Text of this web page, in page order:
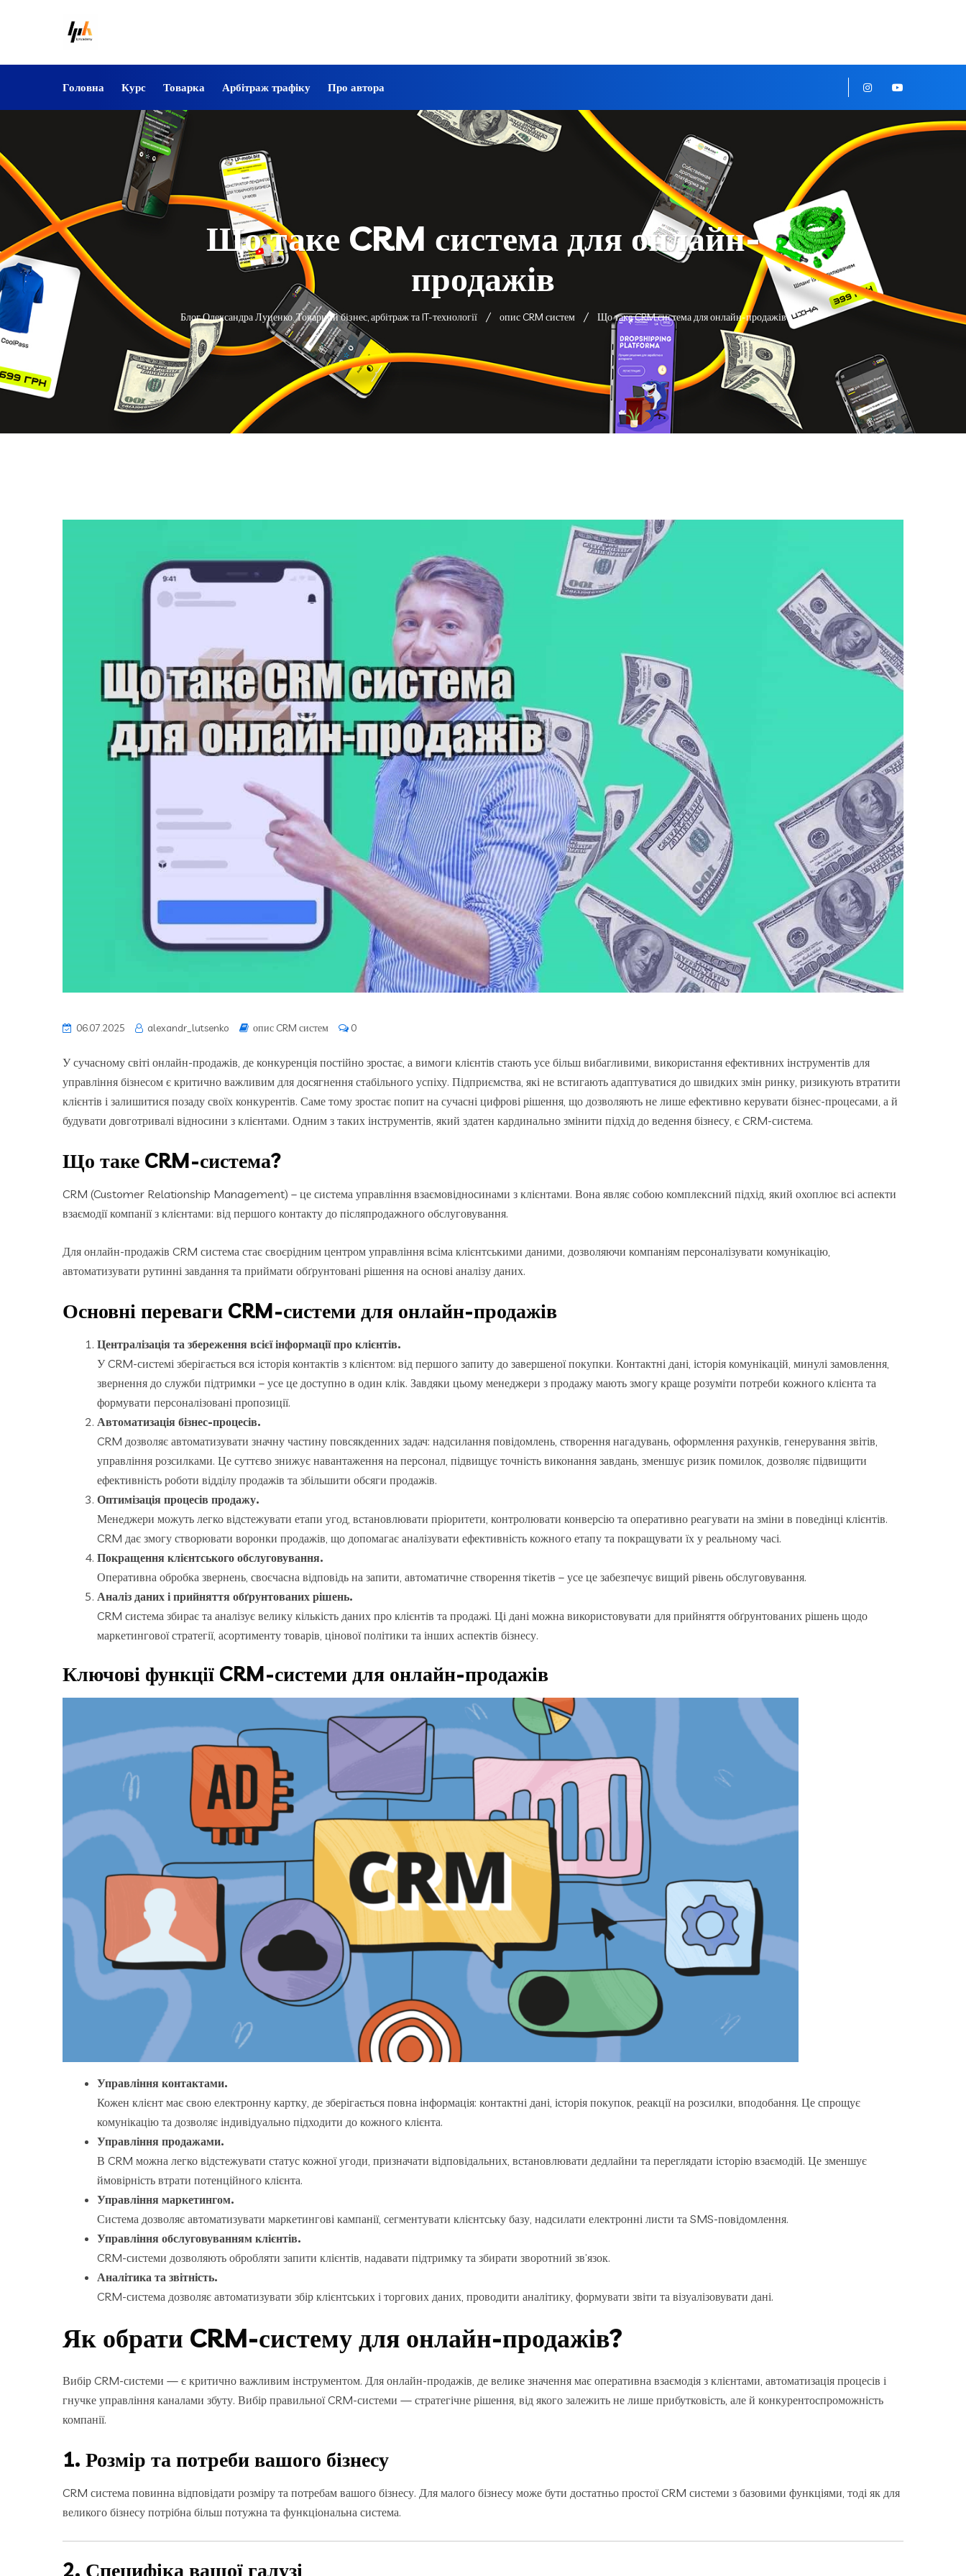
Головна Курс Товарка Арбітраж трафіку Про автора
Що таке CRM система для онлайн-
продажів
Блог Олександра Луценко. Товарний бізнес, арбітраж та IT-технології опис CRM систем Що таке CRM система для онлайн-продажів
06.07.2025 alexandr_lutsenko опис CRM систем 0
У сучасному світі онлайн-продажів, де конкуренція постійно зростає, а вимоги клієнтів стають усе більш вибагливими, використання ефективних інструментів для
управління бізнесом є критично важливим для досягнення стабільного успіху. Підприємства, які не встигають адаптуватися до швидких змін ринку, ризикують втратити
клієнтів і залишитися позаду своїх конкурентів. Саме тому зростає попит на сучасні цифрові рішення, що дозволяють не лише ефективно керувати бізнес-процесами, а й
будувати довготривалі відносини з клієнтами. Одним з таких інструментів, який здатен кардинально змінити підхід до ведення бізнесу, є CRM-система.
Що таке CRM-система?
CRM (Customer Relationship Management) – це система управління взаємовідносинами з клієнтами. Вона являє собою комплексний підхід, який охоплює всі аспекти
взаємодії компанії з клієнтами: від першого контакту до післяпродажного обслуговування.
Для онлайн-продажів CRM система стає своєрідним центром управління всіма клієнтськими даними, дозволяючи компаніям персоналізувати комунікацію,
автоматизувати рутинні завдання та приймати обґрунтовані рішення на основі аналізу даних.
Основні переваги CRM-системи для онлайн-продажів
Централізація та збереження всієї інформації про клієнтів.
У CRM-системі зберігається вся історія контактів з клієнтом: від першого запиту до завершеної покупки. Контактні дані, історія комунікацій, минулі замовлення,
звернення до служби підтримки – усе це доступно в один клік. Завдяки цьому менеджери з продажу мають змогу краще розуміти потреби кожного клієнта та
формувати персоналізовані пропозиції.
Автоматизація бізнес-процесів.
CRM дозволяє автоматизувати значну частину повсякденних задач: надсилання повідомлень, створення нагадувань, оформлення рахунків, генерування звітів,
управління розсилками. Це суттєво знижує навантаження на персонал, підвищує точність виконання завдань, зменшує ризик помилок, дозволяє підвищити
ефективність роботи відділу продажів та збільшити обсяги продажів.
Оптимізація процесів продажу.
Менеджери можуть легко відстежувати етапи угод, встановлювати пріоритети, контролювати конверсію та оперативно реагувати на зміни в поведінці клієнтів.
CRM дає змогу створювати воронки продажів, що допомагає аналізувати ефективність кожного етапу та покращувати їх у реальному часі.
Покращення клієнтського обслуговування.
Оперативна обробка звернень, своєчасна відповідь на запити, автоматичне створення тікетів – усе це забезпечує вищий рівень обслуговування.
Аналіз даних і прийняття обґрунтованих рішень.
CRM система збирає та аналізує велику кількість даних про клієнтів та продажі. Ці дані можна використовувати для прийняття обґрунтованих рішень щодо
маркетингової стратегії, асортименту товарів, цінової політики та інших аспектів бізнесу.
Ключові функції CRM-системи для онлайн-продажів
Управління контактами.
Кожен клієнт має свою електронну картку, де зберігається повна інформація: контактні дані, історія покупок, реакції на розсилки, вподобання. Це спрощує
комунікацію та дозволяє індивідуально підходити до кожного клієнта.
Управління продажами.
В CRM можна легко відстежувати статус кожної угоди, призначати відповідальних, встановлювати дедлайни та переглядати історію взаємодій. Це зменшує
ймовірність втрати потенційного клієнта.
Управління маркетингом.
Система дозволяє автоматизувати маркетингові кампанії, сегментувати клієнтську базу, надсилати електронні листи та SMS-повідомлення.
Управління обслуговуванням клієнтів.
CRM-системи дозволяють обробляти запити клієнтів, надавати підтримку та збирати зворотний зв’язок.
Аналітика та звітність.
CRM-система дозволяє автоматизувати збір клієнтських і торгових даних, проводити аналітику, формувати звіти та візуалізовувати дані.
Як обрати CRM-систему для онлайн-продажів?
Вибір CRM-системи — є критично важливим інструментом. Для онлайн-продажів, де велике значення має оперативна взаємодія з клієнтами, автоматизація процесів і
гнучке управління каналами збуту. Вибір правильної CRM-системи — стратегічне рішення, від якого залежить не лише прибутковість, але й конкурентоспроможність
компанії.
1. Розмір та потреби вашого бізнесу
CRM система повинна відповідати розміру та потребам вашого бізнесу. Для малого бізнесу може бути достатньо простої CRM системи з базовими функціями, тоді як для
великого бізнесу потрібна більш потужна та функціональна система.
2. Специфіка вашої галузі